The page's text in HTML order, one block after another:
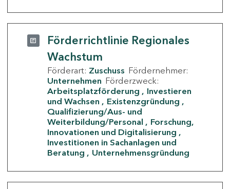
Förderrichtlinie Regionales
Wachstum
Förderart: Zuschuss Fördernehmer:
Unternehmen Förderzweck:
Arbeitsplatzförderung
Investieren
und Wachsen
Existenzgründung
Qualifizierung/Aus- und
Weiterbildung/Personal
Forschung,
Innovationen und Digitalisierung
Investitionen in Sachanlagen und
Beratung
Unternehmensgründung